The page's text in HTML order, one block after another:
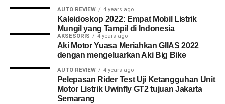
AUTO REVIEW 4 years ago
Kaleidoskop 2022: Empat Mobil Listrik
Mungil yang Tampil di Indonesia
AKSESORIS 4 years ago
Aki Motor Yuasa Meriahkan GIIAS 2022
dengan mengeluarkan Aki Big Bike
AUTO REVIEW 4 years ago
Pelepasan Rider Test Uji Ketangguhan Unit
Motor Listrik Uwinfly GT2 tujuan Jakarta
Semarang